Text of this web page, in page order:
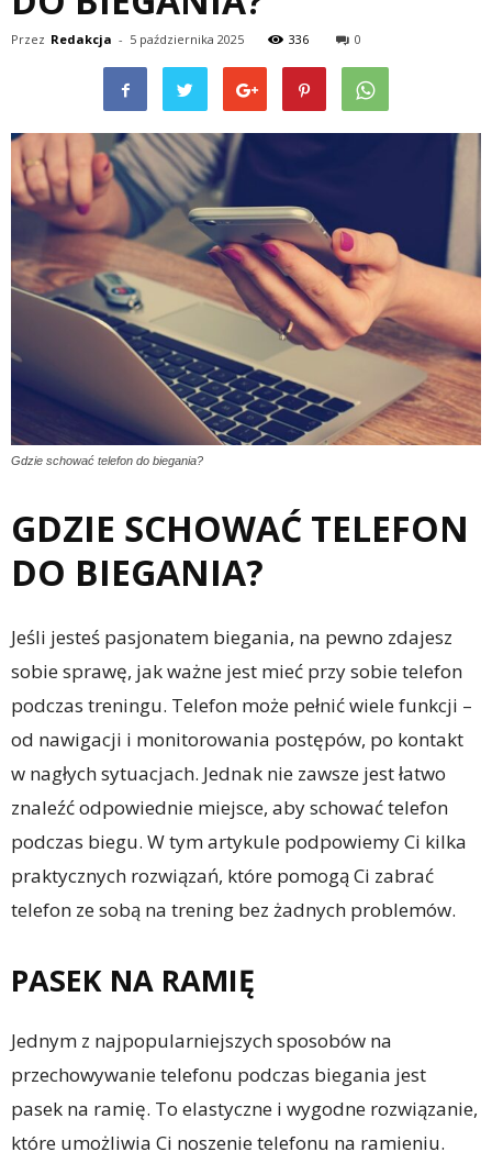
Przez Redakcja - 5 października 2025 336 0
Gdzie schować telefon do biegania?
GDZIE SCHOWAĆ TELEFON
DO BIEGANIA?
Jeśli jesteś pasjonatem biegania, na pewno zdajesz
sobie sprawę, jak ważne jest mieć przy sobie telefon
podczas treningu. Telefon może pełnić wiele funkcji –
od nawigacji i monitorowania postępów, po kontakt
w nagłych sytuacjach. Jednak nie zawsze jest łatwo
znaleźć odpowiednie miejsce, aby schować telefon
podczas biegu. W tym artykule podpowiemy Ci kilka
praktycznych rozwiązań, które pomogą Ci zabrać
telefon ze sobą na trening bez żadnych problemów.
PASEK NA RAMIĘ
Jednym z najpopularniejszych sposobów na
przechowywanie telefonu podczas biegania jest
pasek na ramię. To elastyczne i wygodne rozwiązanie,
które umożliwia Ci noszenie telefonu na ramieniu.